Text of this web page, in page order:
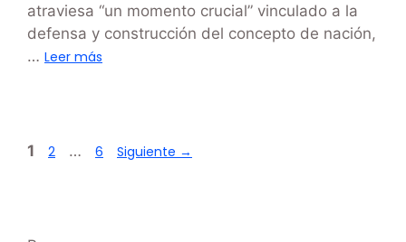
atraviesa “un momento crucial” vinculado a la
defensa y construcción del concepto de nación,
… Leer más
1 2 … 6 Siguiente →